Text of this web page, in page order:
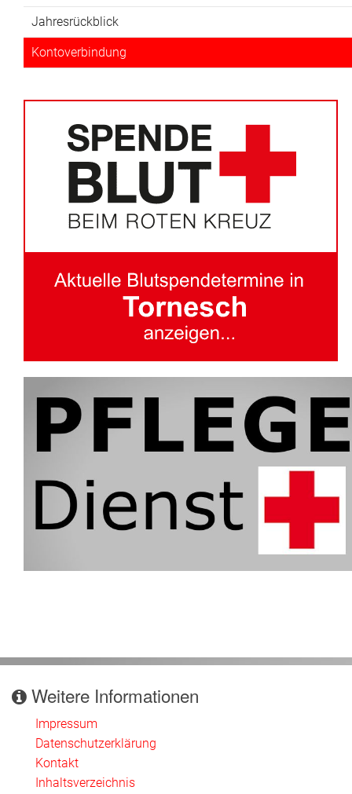
Jahresrückblick
Kontoverbindung
Weitere Informationen
Impressum
Datenschutzerklärung
Kontakt
Inhaltsverzeichnis